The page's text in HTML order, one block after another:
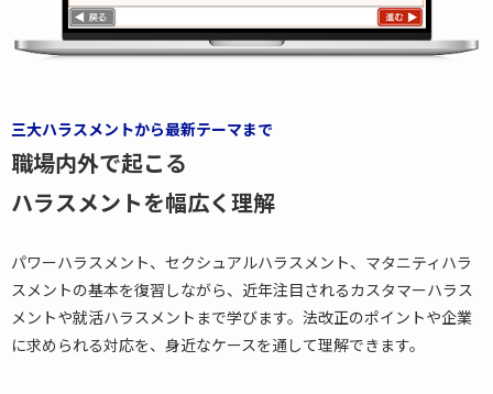
三大ハラスメントから最新テーマまで
職場内外で起こる
ハラスメントを幅広く理解
パワーハラスメント、セクシュアルハラスメント、マタニティハラ
スメントの基本を復習しながら、近年注目されるカスタマーハラス
メントや就活ハラスメントまで学びます。法改正のポイントや企業
に求められる対応を、身近なケースを通して理解できます。